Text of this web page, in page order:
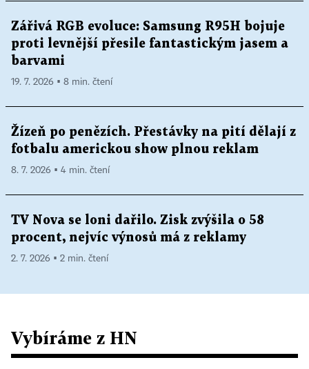
Zářivá RGB evoluce: Samsung R95H bojuje
proti levnější přesile fantastickým jasem a
barvami
19. 7. 2026 ▪ 8 min. čtení
Žízeň po penězích. Přestávky na pití dělají z
fotbalu americkou show plnou reklam
8. 7. 2026 ▪ 4 min. čtení
TV Nova se loni dařilo. Zisk zvýšila o 58
procent, nejvíc výnosů má z reklamy
2. 7. 2026 ▪ 2 min. čtení
Vybíráme z HN